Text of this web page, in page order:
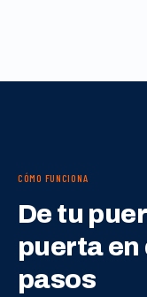
CÓMO FUNCIONA
De tu
puerta en
pasos